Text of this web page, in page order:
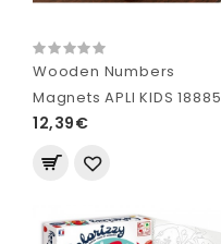
Wooden Numbers
Magnets APLI KIDS 18885
12,39€